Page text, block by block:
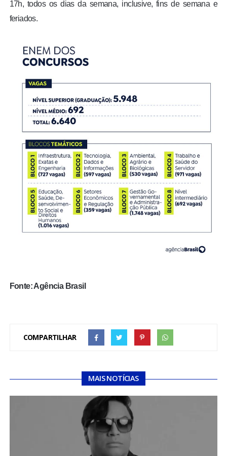
17h, todos os dias da semana, inclusive, fins de semana e
feriados.
Fonte: Agência Brasil
COMPARTILHAR
MAIS NOTÍCIAS